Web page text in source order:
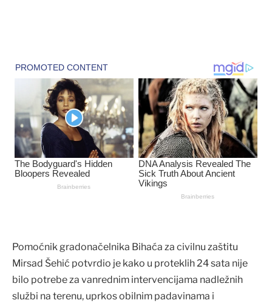
Pomoćnik gradonačelnika Bihaća za civilnu zaštitu
Mirsad Šehić potvrdio je kako u proteklih 24 sata nije
bilo potrebe za vanrednim intervencijama nadležnih
službi na terenu, uprkos obilnim padavinama i